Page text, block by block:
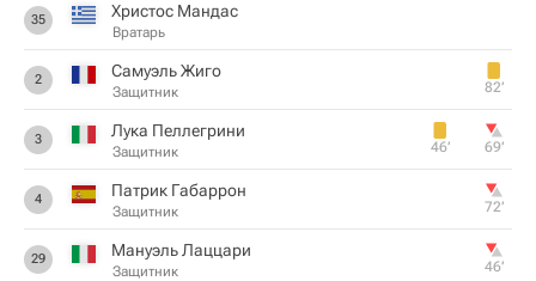
35 Христос Мандас
Вратарь
2 Самуэль Жиго
Защитник 82‎’‎
3 Лука Пеллегрини
Защитник 46‎’‎ 69‎’‎
4 Патрик Габаррон
Защитник 72‎’‎
29 Мануэль Лаццари
Защитник 46‎’‎